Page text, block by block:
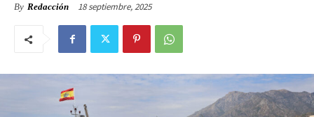
By Redacción 18 septiembre, 2025